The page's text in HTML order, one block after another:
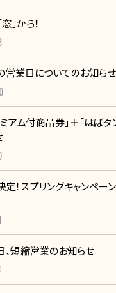
」から！
営業日についてのお知らせ
アム付商品券」＋「はば
！スプリングキャンペー
短縮営業のお知らせ